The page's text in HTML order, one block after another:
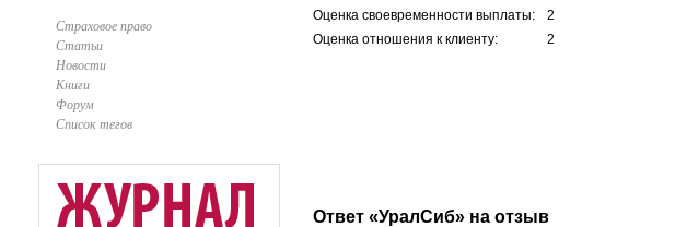
Страховое право
Статьи
Новости
Книги
Форум
Список тегов
Оценка своевременности выплаты:
2
Оценка отношения к клиенту:
2
Ответ «УралСиб» на отзыв